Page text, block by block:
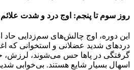
روز سوم تا پنجم: اوج درد و شدت علائم
این دوره، اوج چالش‌های سم‌زدایی حاد
دردهای شدید عضلانی و استخوانی که
گرفتگی در پاها حس می‌شوند، لرزش،
اسهال بسیار شایع هستند. بی‌خوابی